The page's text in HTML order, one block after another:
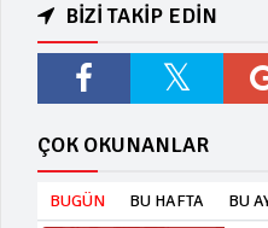
BİZİ TAKİP EDİN
ÇOK OKUNANLAR
BUGÜN BU HAFTA BU